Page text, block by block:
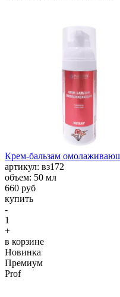
Крем-бальзам
aртикул: вз172
объем: 50 мл
660 руб
купить
-
1
+
в корзине
Новинка
Премиум
Prof